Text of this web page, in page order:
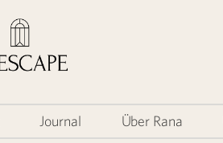
Journal Über Rana